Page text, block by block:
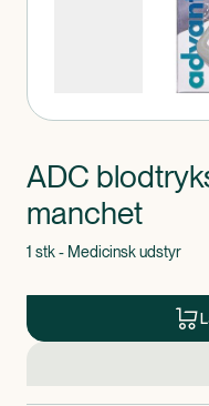
ADC
manchet
1 stk - Medicinsk udstyr